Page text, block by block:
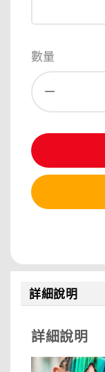
數量
詳細說明
詳細說明